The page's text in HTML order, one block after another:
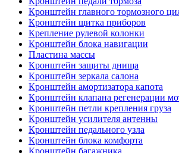
Кронштейн главного тормозного
Кронштейн щитка приборов
Крепление рулевой колонки
Кронштейн блока навигации
Пластина массы
Кронштейн защиты днища
Кронштейн зеркала салона
Кронштейн амортизатора капота
Кронштейн клапана регенерации
Кронштейн петли крепления груза
Кронштейн усилителя антенны
Кронштейн педального узла
Кронштейн блока комфорта
Кронштейн багажника